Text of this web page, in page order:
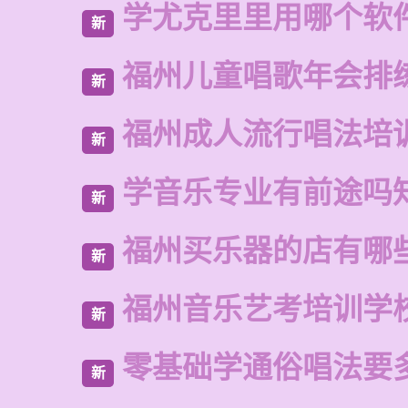
新 学尤克里里用哪个软
新 福州儿童唱歌年会排
新 福州成人流行唱法培
新 学音乐专业有前途吗
新 福州买乐器的店有哪
新 福州音乐艺考培训学
新 零基础学通俗唱法要